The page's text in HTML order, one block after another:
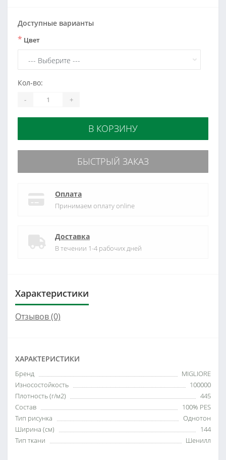
Доступные варианты
* Цвет
Кол-во:
- +
В КОРЗИНУ
БЫСТРЫЙ ЗАКАЗ
Оплата
Принимаем оплату online
Доставка
В течении 1-4 рабочих дней
Характеристики
Отзывов (0)
ХАРАКТЕРИСТИКИ
Бренд
MIGLIORE
Износостойкость
100000
Плотность (г/м2)
445
Состав
100% PES
Тип рисунка
Однотон
Ширина (см)
144
Тип ткани
Шенилл